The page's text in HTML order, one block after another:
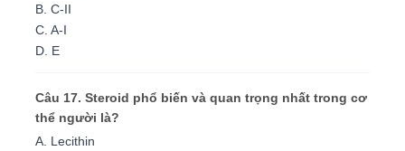
B. C-II
C. A-I
D. E
Câu 17. Steroid phổ biến và quan trọng nhất trong cơ
thể người là?
A. Lecithin